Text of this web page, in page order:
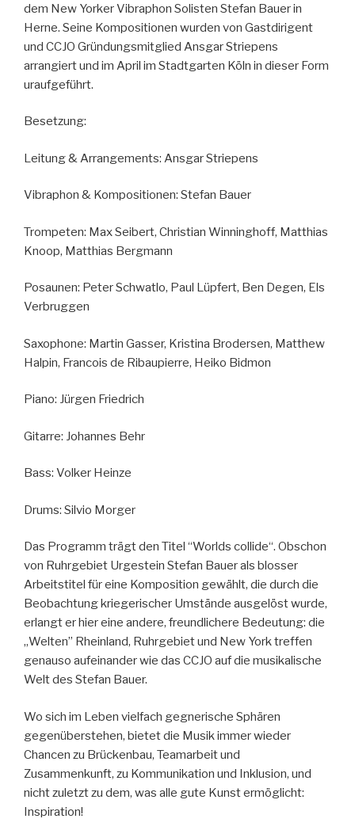
dem New Yorker Vibraphon Solisten Stefan Bauer in
Herne. Seine Kompositionen wurden von Gastdirigent
und CCJO Gründungsmitglied Ansgar Striepens
arrangiert und im April im Stadtgarten Köln in dieser Form
uraufgeführt.
Besetzung:
Leitung & Arrangements: Ansgar Striepens
Vibraphon & Kompositionen: Stefan Bauer
Trompeten: Max Seibert, Christian Winninghoff, Matthias
Knoop, Matthias Bergmann
Posaunen: Peter Schwatlo, Paul Lüpfert, Ben Degen, Els
Verbruggen
Saxophone: Martin Gasser, Kristina Brodersen, Matthew
Halpin, Francois de Ribaupierre, Heiko Bidmon
Piano: Jürgen Friedrich
Gitarre: Johannes Behr
Bass: Volker Heinze
Drums: Silvio Morger
Das Programm trägt den Titel “Worlds collide“. Obschon
von Ruhrgebiet Urgestein Stefan Bauer als blosser
Arbeitstitel für eine Komposition gewählt, die durch die
Beobachtung kriegerischer Umstände ausgelöst wurde,
erlangt er hier eine andere, freundlichere Bedeutung: die
„Welten” Rheinland, Ruhrgebiet und New York treffen
genauso aufeinander wie das CCJO auf die musikalische
Welt des Stefan Bauer.
Wo sich im Leben vielfach gegnerische Sphären
gegenüberstehen, bietet die Musik immer wieder
Chancen zu Brückenbau, Teamarbeit und
Zusammenkunft, zu Kommunikation und Inklusion, und
nicht zuletzt zu dem, was alle gute Kunst ermöglicht:
Inspiration!